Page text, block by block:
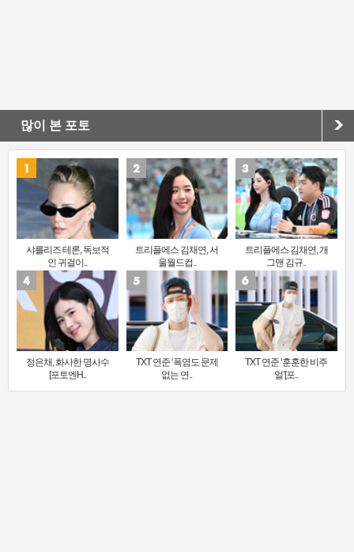
많이 본 포토
샤를리즈 테론, 독보적
인 귀걸이..
트리플에스 김채연, 서
울월드컵..
트리플에스 김채연, 개
그맨 김규..
정은채, 화사한 명사수
[포토엔H..
TXT 연준 ‘폭염도 문제
없는 연..
TXT 연준 ‘훈훈한 비주
얼’[포..